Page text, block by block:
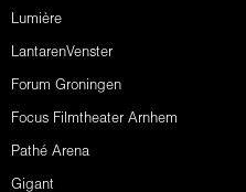
Lumière
LantarenVenster
Forum Groningen
Focus Filmtheater Arnhem
Pathé Arena
Gigant